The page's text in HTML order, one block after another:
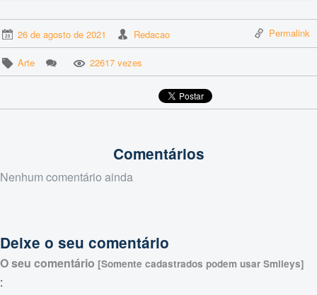
26 de agosto de 2021 Redacao Permalink
Arte 22617 vezes
Comentários
Nenhum comentário ainda
Deixe o seu comentário
O seu comentário [Somente cadastrados podem usar Smileys]
: